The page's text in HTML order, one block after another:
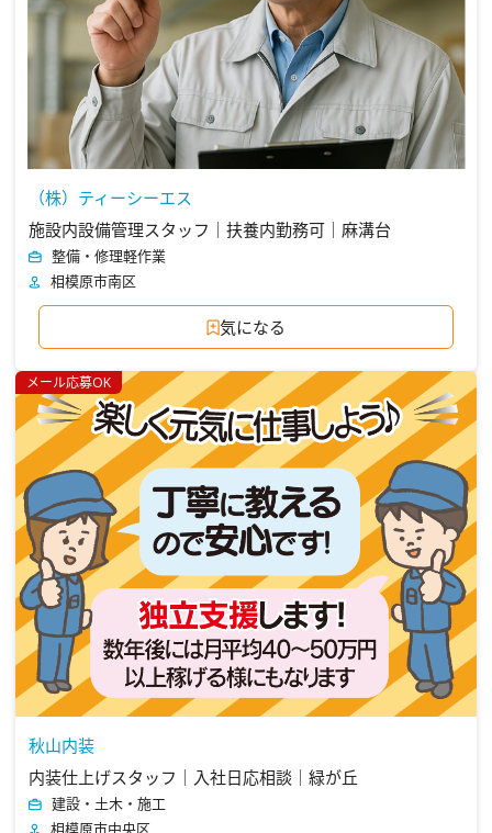
（株）ティーシーエス
施設内設備管理スタッフ｜扶養内勤務可｜麻溝台
整備・修理軽作業
相模原市南区
気になる
メール応募OK
秋山内装
内装仕上げスタッフ｜入社日応相談｜緑が丘
建設・土木・施工
相模原市中央区